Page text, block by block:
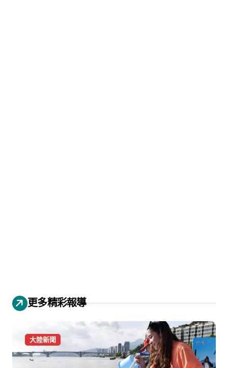
更多精彩報導
大陸新聞